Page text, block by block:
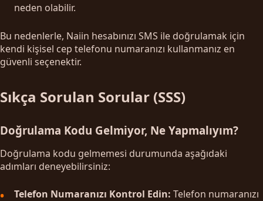
neden olabilir.
Bu nedenlerle, Naiin hesabınızı SMS ile doğrulamak için
kendi kişisel cep telefonu numaranızı kullanmanız en
güvenli seçenektir.
Sıkça Sorulan Sorular (SSS)
Doğrulama Kodu Gelmiyor, Ne Yapmalıyım?
Doğrulama kodu gelmemesi durumunda aşağıdaki
adımları deneyebilirsiniz:
Telefon Numaranızı Kontrol Edin: Telefon numaranızı